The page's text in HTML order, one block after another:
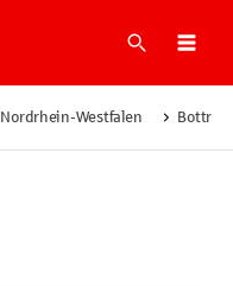
Suche
Nordrhein-Westfalen Bottrop